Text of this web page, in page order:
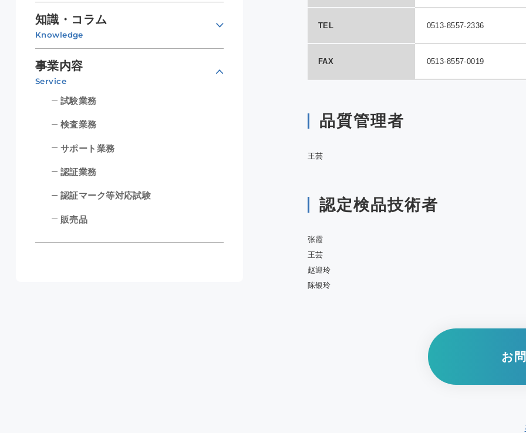
TEL 0513-8557-2336
FAX 0513-8557-0019
品質管理者
王芸
認定検品技術者
张霞
王芸
赵迎玲
陈银玲
お
知識・コラム
Knowledge
事業内容
Service
試験業務
検査業務
サポート業務
認証業務
認証マーク等対応試験
販売品